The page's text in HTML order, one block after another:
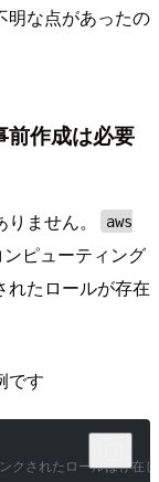
明な点があったの
前作成は必要
ません。
aws
ンピューティング
れたロールが存在
です
クされたロールは存在